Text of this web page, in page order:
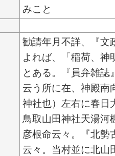
みこと
勧請年月不詳、『文
よれば、「稲荷、神
とある。『員弁雑
云う所に在、神殿南
神社也）左右に春日
鳥取山田神社天湯河
彦根命云々。『北勢
云々。当村並に北山